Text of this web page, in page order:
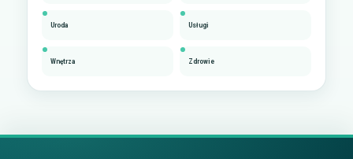
Uroda Usługi
Wnętrza Zdrowie